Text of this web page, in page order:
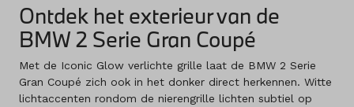
Ontdek het exterieur van de
BMW 2 Serie Gran Coupé
Met de Iconic Glow verlichte grille laat de BMW 2 Serie
Gran Coupé zich ook in het donker direct herkennen. Witte
lichtaccenten rondom de nierengrille lichten subtiel op